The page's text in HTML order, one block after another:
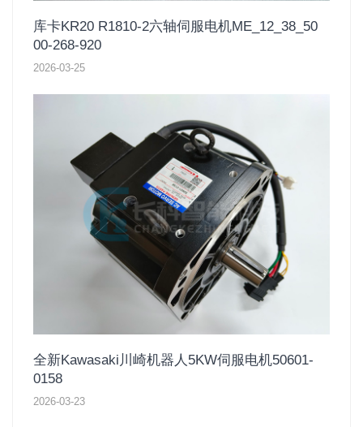
库卡KR20 R1810-2六轴伺服电机ME_12_38_50
00-268-920
2026-03-25
全新Kawasaki川崎机器人5KW伺服电机50601-
0158
2026-03-23